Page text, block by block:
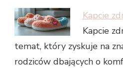
Kapcie
Kapcie
temat, który zyskuje na
rodziców dbających o